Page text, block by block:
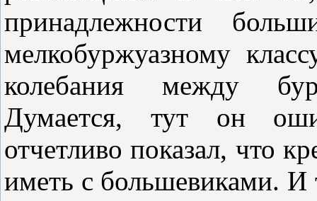
принадлежности
мелкобуржуазному
колебания между
Думается, тут он
отчетливо показал, что
иметь с большевиками. И